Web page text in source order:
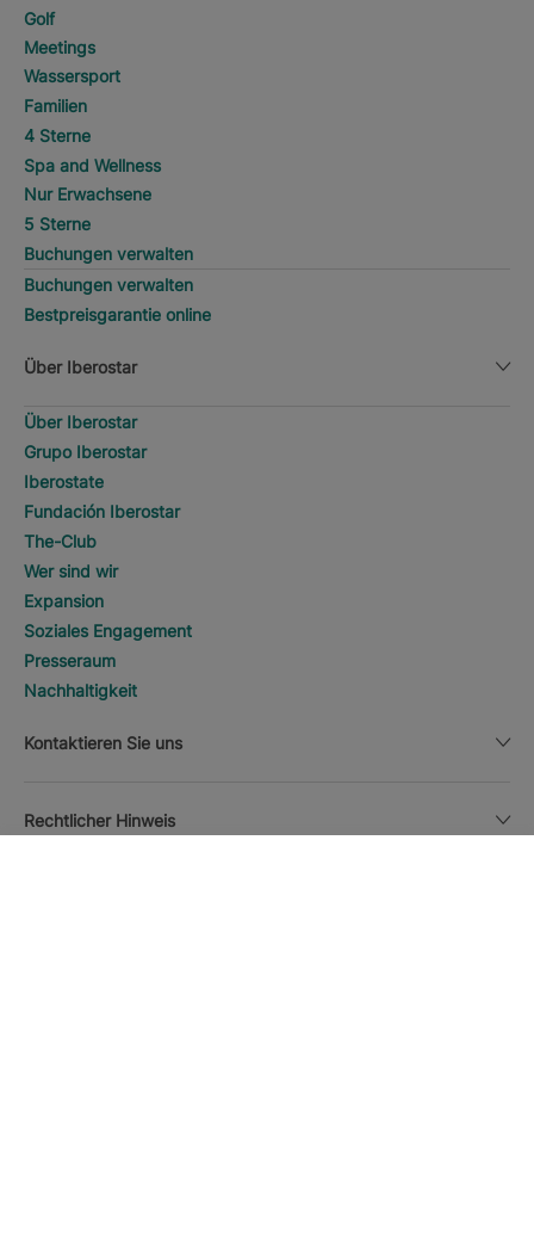
Golf
Meetings
Wassersport
Familien
4 Sterne
Spa and Wellness
Nur Erwachsene
5 Sterne
Buchungen verwalten
Buchungen verwalten
Bestpreisgarantie online
Über Iberostar
Über Iberostar
Grupo Iberostar
Iberostate
Fundación Iberostar
The-Club
Wer sind wir
Expansion
Soziales Engagement
Presseraum
Nachhaltigkeit
Kontaktieren Sie uns
Rechtlicher Hinweis